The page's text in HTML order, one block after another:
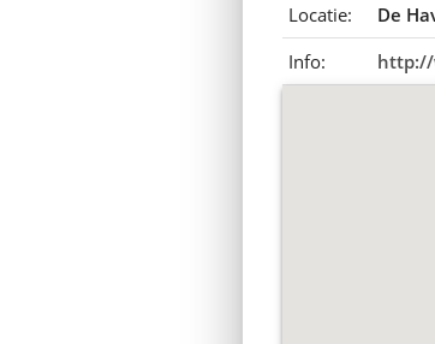
Locatie:
De
Info:
http://